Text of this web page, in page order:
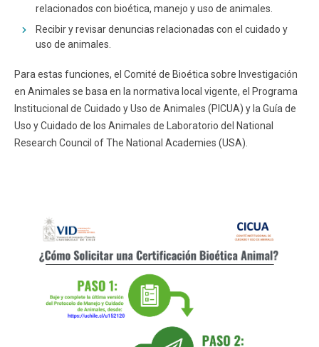
relacionados con bioética, manejo y uso de animales.
Recibir y revisar denuncias relacionadas con el cuidado y
uso de animales.
Para estas funciones, el Comité de Bioética sobre Investigación
en Animales se basa en la normativa local vigente, el Programa
Institucional de Cuidado y Uso de Animales (PICUA) y la Guía de
Uso y Cuidado de los Animales de Laboratorio del National
Research Council of The National Academies (USA).